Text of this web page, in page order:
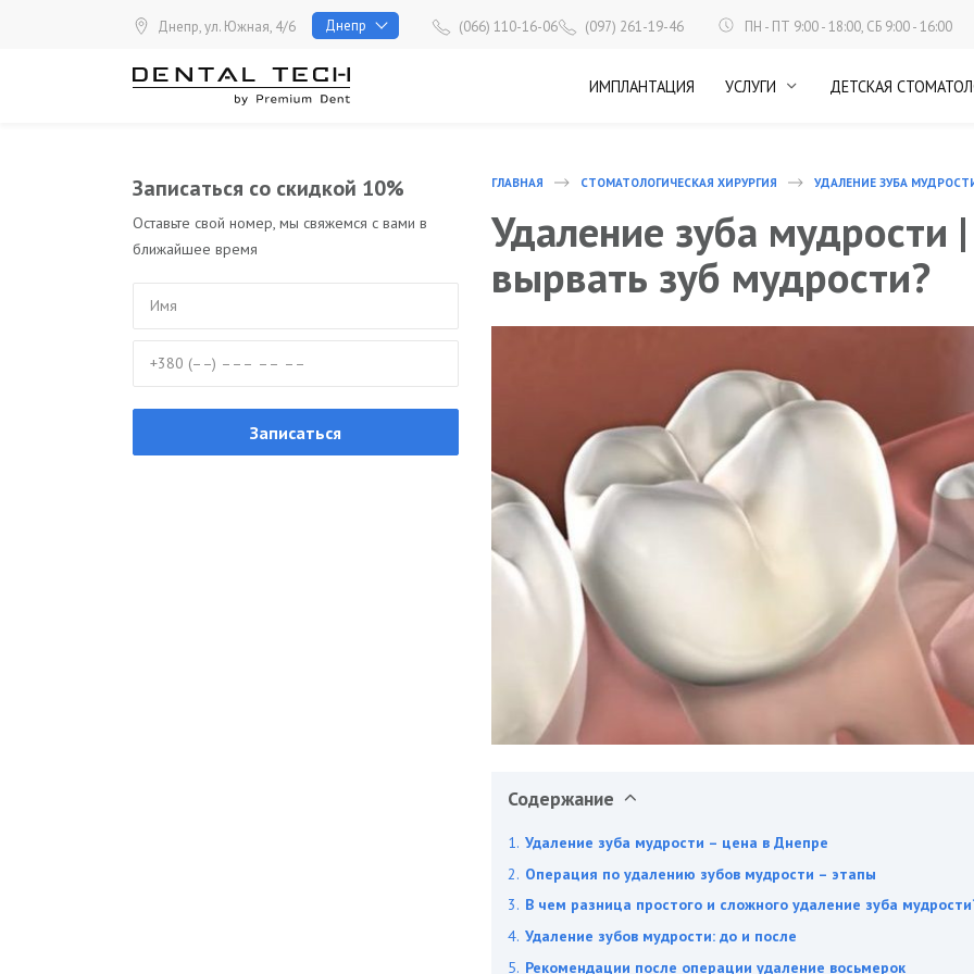
Днепр, ул. Южная, 4/6 Днепр (066) 110-16-06 (097) 261-19-46 ПН - ПТ 9:00 - 18:00, СБ 9:00 - 16:00
ИМПЛАНТАЦИЯ УСЛУГИ ДЕТСКАЯ
ГЛАВНАЯ СТОМАТОЛОГИЧЕСКАЯ ХИРУРГИЯ УДАЛЕНИЕ ЗУБА
Удаление зуба мудрости
вырвать зуб мудрости?
Содержание
Удаление зуба мудрости – цена в Днепре
Операция по удалению зубов мудрости – этапы
В чем разница простого и сложного удаление зуба
Удаление зубов мудрости: до и после
Рекомендации после операции удаление восьмерок
Записаться со скидкой 10%
Оставьте свой номер, мы свяжемся с вами в
ближайшее время